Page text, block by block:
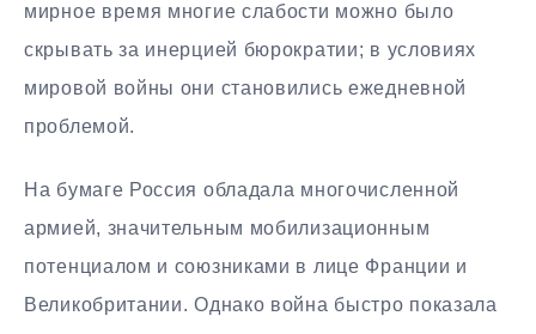
мирное время многие слабости можно было
скрывать за инерцией бюрократии; в условиях
мировой войны они становились ежедневной
проблемой.
На бумаге Россия обладала многочисленной
армией, значительным мобилизационным
потенциалом и союзниками в лице Франции и
Великобритании. Однако война быстро показала